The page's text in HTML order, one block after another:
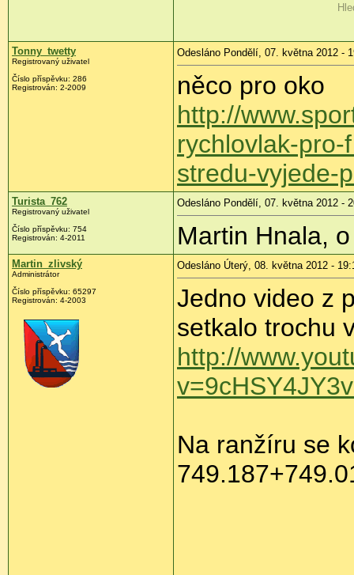
Tonny_twetty
Registrovaný uživatel
Číslo příspěvku: 286
Registrován: 2-2009
Odesláno Pondělí, 07. května 2012 -
něco pro oko
http://
rychlovlak-
stredu-vyjede-
Turista_762
Registrovaný uživatel
Číslo příspěvku: 754
Registrován: 4-2011
Odesláno Pondělí, 07. května 2012 -
Martin Hnala,
Martin_zlivský
Administrátor
Číslo příspěvku: 65297
Registrován: 4-2003
Odesláno Úterý, 08. května 2012 -
Jedno video z
setkalo trochu
http://
Na ranžíru se